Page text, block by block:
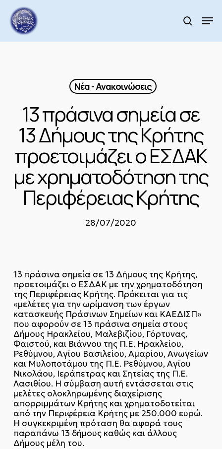
main
content
search
Νέα - Ανακοινώσεις
13 πράσινα σημεία σε
13 Δήμους της Κρήτης
προετοιμάζει ο ΕΣΔΑΚ
με χρηματοδότηση της
Περιφέρειας Κρήτης
28/07/2020
13 πράσινα σημεία σε 13 Δήμους της Κρήτης,
προετοιμάζει ο ΕΣΔΑΚ με την χρηματοδότηση
της Περιφέρειας Κρήτης. Πρόκειται για τις
«μελέτες για την ωρίμανση των έργων
κατασκευής Πράσινων Σημείων και ΚΑΕΔΙΣΠ»
που αφορούν σε 13 πράσινα σημεία στους
Δήμους Ηρακλείου, Μαλεβιζίου, Γόρτυνας,
Φαιστού, και Βιάννου της Π.Ε. Ηρακλείου,
Ρεθύμνου, Αγίου Βασιλείου, Αμαρίου, Ανωγείων
και Μυλοποτάμου της Π.Ε. Ρεθύμνου, Αγίου
Νικολάου, Ιεράπετρας και Σητείας της Π.Ε.
Λασιθίου. Η σύμβαση αυτή εντάσσεται στις
μελέτες ολοκληρωμένης διαχείρισης
απορριμμάτων Κρήτης και χρηματοδοτείται
από την Περιφέρεια Κρήτης με 250.000 ευρώ.
Η συγκεκριμένη πρόταση θα αφορά τους
παραπάνω 13 δήμους καθώς και άλλους
Δήμους μέλη του.
Menu